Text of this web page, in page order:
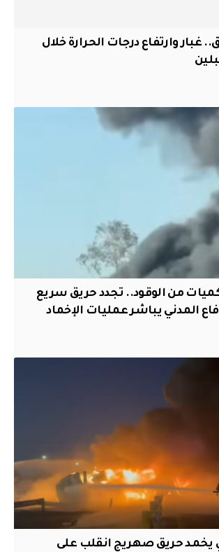
وارتفاع درجات الحرارة خلال
من الوقود.. تجدد حريق سريع
المدني يباشر عمليات الإخماد
يخمد حريق صهريج انقلب على